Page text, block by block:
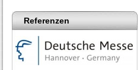
Referenzen